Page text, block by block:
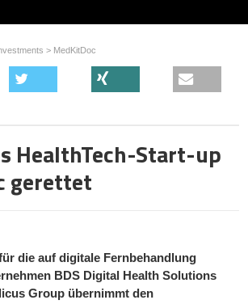
> MedKitDoc
HealthTech-Start-up
gerettet
die auf digitale Fernbehandlung
BDS Digital Health Solutions
Group übernimmt den